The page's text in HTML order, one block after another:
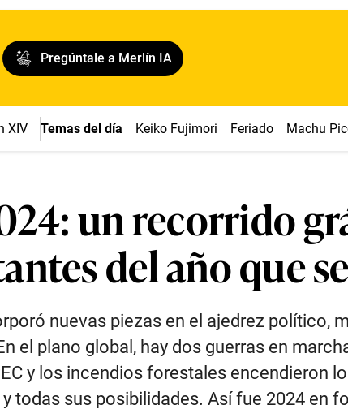
Pregúntale a Merlín IA
XIV Temas del día Keiko Fujimori Feriado Machu
un recorrido
del año que
nuevas piezas en el ajedrez político,
el plano global, hay dos guerras en
y los incendios forestales encendieron
todas sus posibilidades. Así fue 2024 en